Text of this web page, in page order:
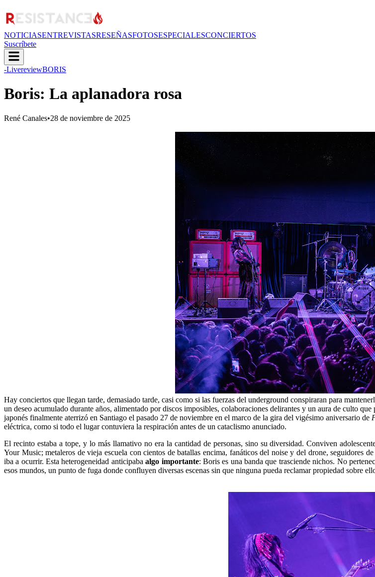
NOTICIASENTREVISTASRESEÑASFOTOSESPECIALESCONCIERTOS
Suscríbete
-LivereviewBORIS
Boris: La aplanadora rosa
René Canales•28 de noviembre de 2025
Hay conciertos que llegan tarde, demasiado tarde, casi como si las fuerzas del underground conspiraran para
un deseo acumulado durante años, alimentado por discos imposibles, colaboraciones delirantes y un aura de culto
japonés finalmente aterrizó en Santiago el pasado 27 de noviembre en el marco de la gira del vigésimo aniversario de
eléctrica, como si todo el lugar contuviera la respiración antes de un cataclismo anunciado.
El recinto estaba a tope, y lo más llamativo no era la cantidad de personas, sino su diversidad. Conviven
Your Music; metaleros de vieja escuela con cientos de batallas encima, fanáticos del noise y del drone, seguidores
iba a ocurrir. Esta heterogeneidad anticipaba algo importante: Boris es una banda que trasciende nichos. No
esos mundos, un punto de fuga donde confluyen diversas escenas sin que ninguna pueda reclamar propiedad sobre